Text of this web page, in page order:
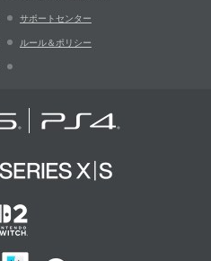
サポートセンター
ルール＆ポリシー